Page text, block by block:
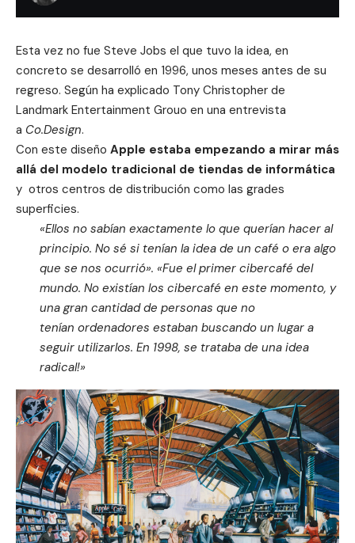
Esta vez no fue Steve Jobs el que tuvo la idea, en
concreto se desarrolló en 1996, unos meses antes de su
regreso. Según ha explicado Tony Christopher de
Landmark Entertainment Grouo en una entrevista
a Co.Design.
Con este diseño Apple estaba empezando a mirar más
allá del modelo tradicional de tiendas de informática
y otros centros de distribución como las grades
superficies.
«Ellos no sabían exactamente lo que querían hacer al
principio. No sé si tenían la idea de un café o era algo
que se nos ocurrió». «Fue el primer cibercafé del
mundo. No existían los cibercafé en este momento, y
una gran cantidad de personas que no
tenían ordenadores estaban buscando un lugar a
seguir utilizarlos. En 1998, se trataba de una idea
radical!»